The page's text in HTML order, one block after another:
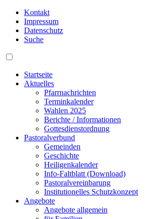
Kontakt
Impressum
Datenschutz
Suche
Startseite
Aktuelles
Pfarrnachrichten
Terminkalender
Wahlen 2025
Berichte / Informationen
Gottesdienstordnung
Pastoralverbund
Gemeinden
Geschichte
Heiligenkalender
Info-Faltblatt (Download)
Pastoralvereinbarung
Institutionelles Schutzkonzept
Angebote
Angebote allgemein